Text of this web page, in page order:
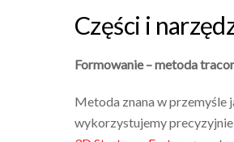
Części i
Formowanie – metoda
Metoda znana w przemyśle
wykorzystujemy